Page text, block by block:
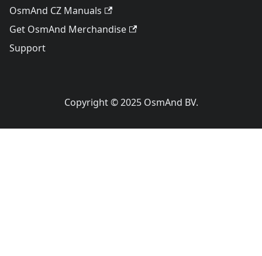
OsmAnd CZ Manuals
Get OsmAnd Merchandise
Support
Copyright © 2025 OsmAnd BV.